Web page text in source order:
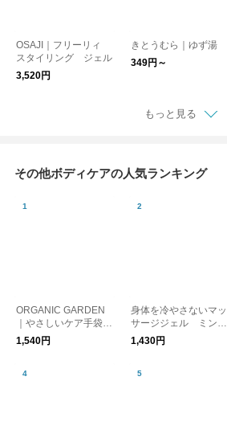
OSAJI｜フリーリィ
スタイリング ジェル
3,520円
きとうむら｜ゆず湯
349円～
もっと見る
その他ボディケアの人気ランキング
ORGANIC GARDEN
｜やさしいケア手袋
【母の日】【オーガニ
ックコットン】
1,540円
身体を冷やさないマッ
サージジェル ミント
ジェル
1,430円